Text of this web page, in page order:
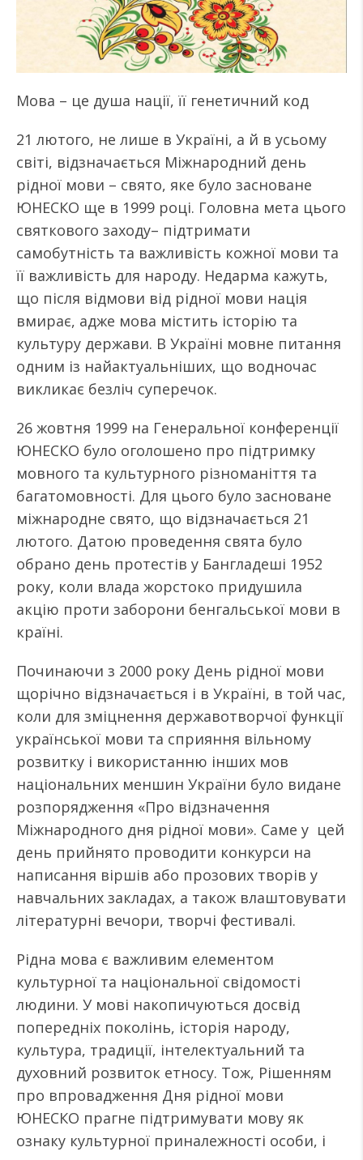
Мова – це душа нації, її генетичний код
21 лютого, не лише в Україні, а й в усьому
світі, відзначається Міжнародний день
рідної мови – свято, яке було засноване
ЮНЕСКО ще в 1999 році. Головна мета цього
святкового заходу– підтримати
самобутність та важливість кожної мови та
її важливість для народу. Недарма кажуть,
що після відмови від рідної мови нація
вмирає, адже мова містить історію та
культуру держави. В Україні мовне питання
одним із найактуальніших, що водночас
викликає безліч суперечок.
26 жовтня 1999 на Генеральної конференції
ЮНЕСКО було оголошено про підтримку
мовного та культурного різноманіття та
багатомовності. Для цього було засноване
міжнародне свято, що відзначається 21
лютого. Датою проведення свята було
обрано день протестів у Бангладеші 1952
року, коли влада жорстоко придушила
акцію проти заборони бенгальської мови в
країні.
Починаючи з 2000 року День рідної мови
щорічно відзначається і в Україні, в той час,
коли для зміцнення державотворчої функції
української мови та сприяння вільному
розвитку і використанню інших мов
національних меншин України було видане
розпорядження «Про відзначення
Міжнародного дня рідної мови». Саме у цей
день прийнято проводити конкурси на
написання віршів або прозових творів у
навчальних закладах, а також влаштовувати
літературні вечори, творчі фестивалі.
Рідна мова є важливим елементом
культурної та національної свідомості
людини. У мові накопичуються досвід
попередніх поколінь, історія народу,
культура, традиції, інтелектуальний та
духовний розвиток етносу. Тож, Рішенням
про впровадження Дня рідної мови
ЮНЕСКО прагне підтримувати мову як
ознаку культурної приналежності особи, і